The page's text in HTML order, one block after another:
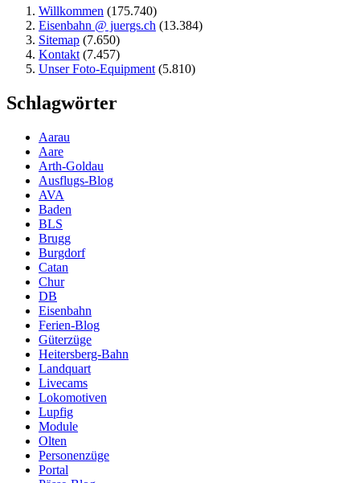
Willkommen (175.740)
Eisenbahn @ juergs.ch (13.384)
Sitemap (7.650)
Kontakt (7.457)
Unser Foto-Equipment (5.810)
Schlagwörter
Aarau
Aare
Arth-Goldau
Ausflugs-Blog
AVA
Baden
BLS
Brugg
Burgdorf
Catan
Chur
DB
Eisenbahn
Ferien-Blog
Güterzüge
Heitersberg-Bahn
Landquart
Livecams
Lokomotiven
Lupfig
Module
Olten
Personenzüge
Portal